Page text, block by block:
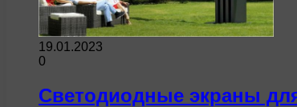
19.01.2023
0
Светодиодные экраны